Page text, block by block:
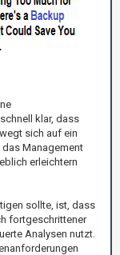
klar, dass
sich auf ein
Management
erleichtern
sollte, ist, dass
fortgeschrittener
Analysen nutzt.